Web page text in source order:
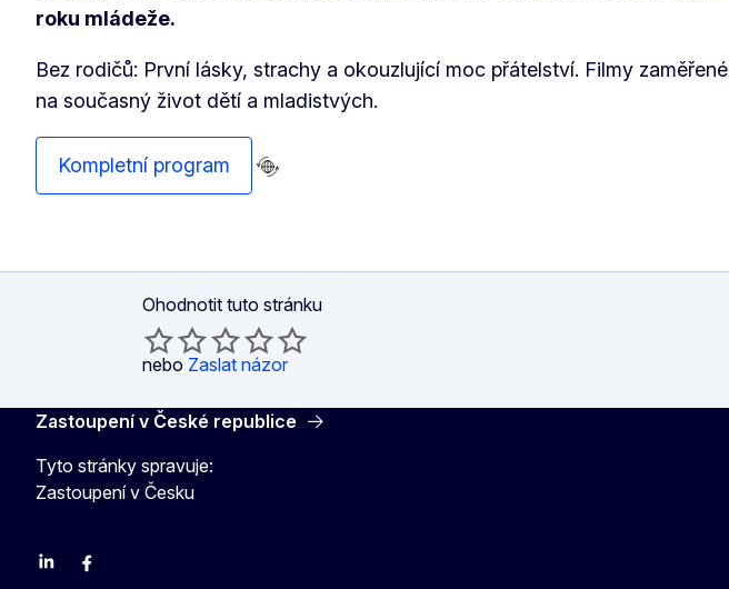
roku mládeže.
Bez rodičů: První lásky, strachy a okouzlující moc přátelství. Filmy zaměřené
na současný život dětí a mladistvých.
Kompletní program
Ohodnotit tuto stránku
nebo Zaslat názor
Zastoupení v České republice
Tyto stránky spravuje:
Zastoupení v Česku
LinkedinFacebook